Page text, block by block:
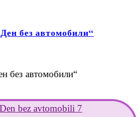
без автомобили“
без автомобили“